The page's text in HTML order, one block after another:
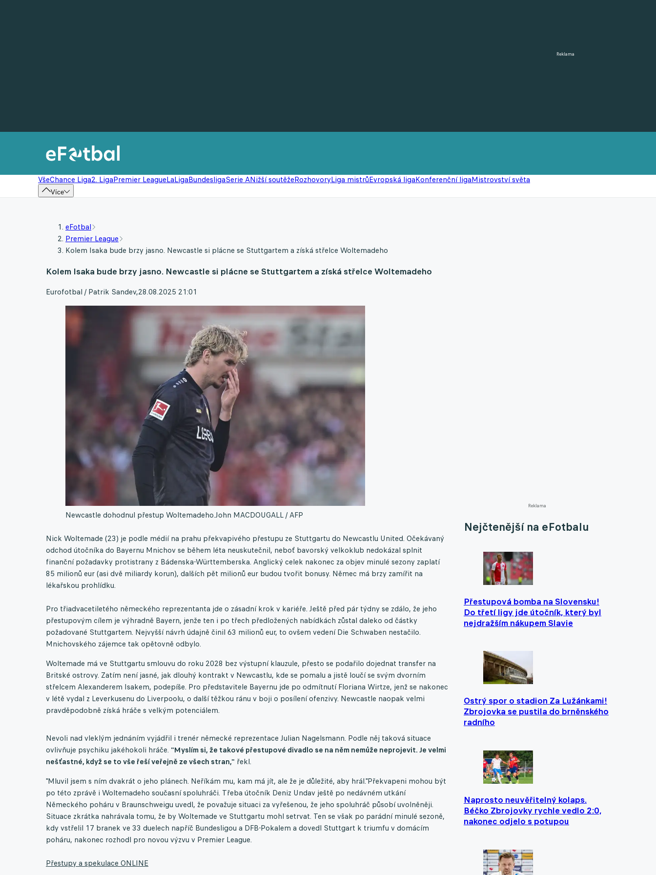
Reklama
VšeChance Liga2. LigaPremier LeagueLaLigaBundesligaSerie ANižší soutěžeRozhovoryLiga mistrůEvropská ligaKonferenční ligaMistrovství světa
Více
Reklama
Nejčtenější na eFotbalu
Přestupová bomba na Slovensku!
Do třetí ligy jde útočník, který byl
nejdražším nákupem Slavie
Ostrý spor o stadion Za Lužánkami!
Zbrojovka se pustila do brněnského
radního
Naprosto neuvěřitelný kolaps.
Béčko Zbrojovky rychle vedlo 2:0,
nakonec odjelo s potupou
eFotbal
Premier League
Kolem Isaka bude brzy jasno. Newcastle si plácne se Stuttgartem a získá střelce Woltemadeho
Kolem Isaka bude brzy jasno. Newcastle si plácne se Stuttgartem a získá střelce Woltemadeho
Eurofotbal / Patrik Sandev,28.08.2025 21:01
Newcastle dohodnul přestup Woltemadeho.John MACDOUGALL / AFP
Nick Woltemade (23) je podle médií na prahu překvapivého přestupu ze Stuttgartu do Newcastlu United. Očekávaný
odchod útočníka do Bayernu Mnichov se během léta neuskutečnil, neboť bavorský velkoklub nedokázal splnit
finanční požadavky protistrany z Bádenska-Württemberska. Anglický celek nakonec za objev minulé sezony zaplatí
85 milionů eur (asi dvě miliardy korun), dalších pět milionů eur budou tvořit bonusy. Němec má brzy zamířit na
lékařskou prohlídku.
Pro třiadvacetiletého německého reprezentanta jde o zásadní krok v kariéře. Ještě před pár týdny se zdálo, že jeho
přestupovým cílem je výhradně Bayern, jenže ten i po třech předložených nabídkách zůstal daleko od částky
požadované Stuttgartem. Nejvyšší návrh údajně činil 63 milionů eur, to ovšem vedení Die Schwaben nestačilo.
Mnichovského zájemce tak opětovně odbylo.
Woltemade má ve Stuttgartu smlouvu do roku 2028 bez výstupní klauzule, přesto se podařilo dojednat transfer na
Britské ostrovy. Zatím není jasné, jak dlouhý kontrakt v Newcastlu, kde se pomalu a jistě loučí se svým dvorním
střelcem Alexanderem Isakem, podepíše. Pro představitele Bayernu jde po odmítnutí Floriana Wirtze, jenž se nakonec
v létě vydal z Leverkusenu do Liverpoolu, o další těžkou ránu v boji o posílení ofenzivy. Newcastle naopak velmi
pravděpodobně získá hráče s velkým potenciálem.
Nevoli nad vleklým jednáním vyjádřil i trenér německé reprezentace Julian Nagelsmann. Podle něj taková situace
ovlivňuje psychiku jakéhokoli hráče. "Myslím si, že takové přestupové divadlo se na něm nemůže neprojevit. Je velmi
nešťastné, když se to vše řeší veřejně ze všech stran," řekl.
"Mluvil jsem s ním dvakrát o jeho plánech. Neříkám mu, kam má jít, ale že je důležité, aby hrál."Překvapeni mohou být
po této zprávě i Woltemadeho současní spoluhráči. Třeba útočník Deniz Undav ještě po nedávném utkání
Německého poháru v Braunschweigu uvedl, že považuje situaci za vyřešenou, že jeho spoluhráč působí uvolněněji.
Situace zkrátka nahrávala tomu, že by Woltemade ve Stuttgartu mohl setrvat. Ten se však po parádní minulé sezoně,
kdy vstřelil 17 branek ve 33 duelech napříč Bundesligou a DFB-Pokalem a dovedl Stuttgart k triumfu v domácím
poháru, nakonec rozhodl pro novou výzvu v Premier League.
Přestupy a spekulace ONLINE